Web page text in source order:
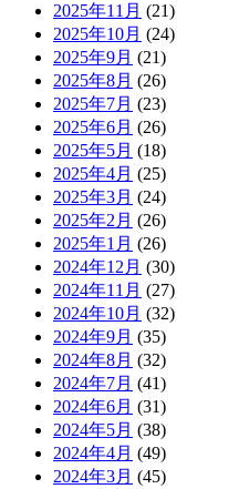
2025年11月 (21)
2025年10月 (24)
2025年9月 (21)
2025年8月 (26)
2025年7月 (23)
2025年6月 (26)
2025年5月 (18)
2025年4月 (25)
2025年3月 (24)
2025年2月 (26)
2025年1月 (26)
2024年12月 (30)
2024年11月 (27)
2024年10月 (32)
2024年9月 (35)
2024年8月 (32)
2024年7月 (41)
2024年6月 (31)
2024年5月 (38)
2024年4月 (49)
2024年3月 (45)